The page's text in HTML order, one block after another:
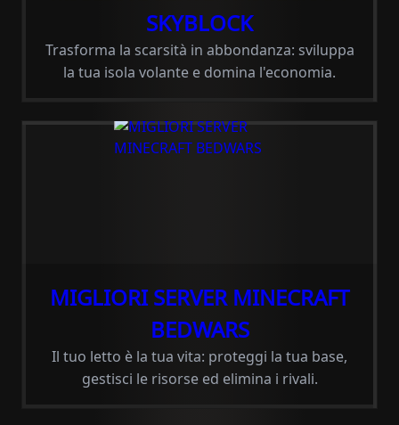
SKYBLOCK
Trasforma la scarsità in abbondanza: sviluppa
la tua isola volante e domina l'economia.
MIGLIORI SERVER MINECRAFT
BEDWARS
Il tuo letto è la tua vita: proteggi la tua base,
gestisci le risorse ed elimina i rivali.